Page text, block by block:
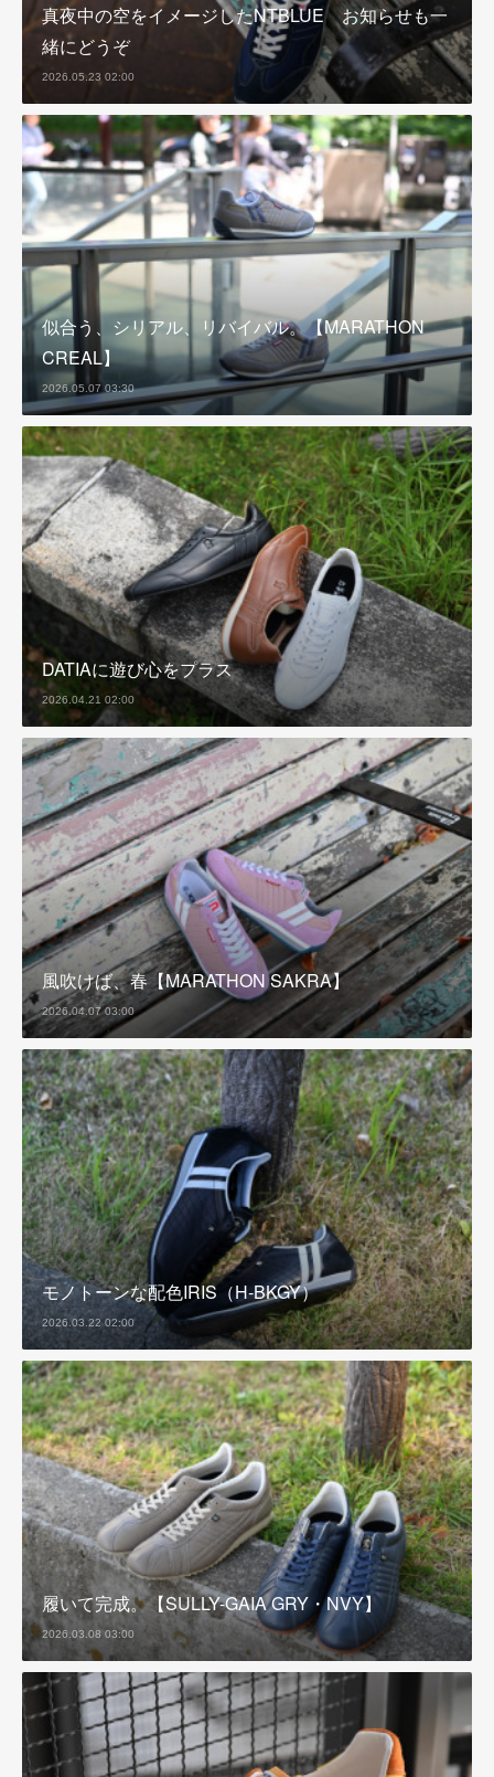
真夜中の空をイメージしたNTBLUE お知らせも一
緒にどうぞ
2026.05.23 02:00
似合う、シリアル、リバイバル。【MARATHON
CREAL】
2026.05.07 03:30
DATIAに遊び心をプラス
2026.04.21 02:00
風吹けば、春【MARATHON SAKRA】
2026.04.07 03:00
モノトーンな配色IRIS（H-BKGY）
2026.03.22 02:00
履いて完成。【SULLY-GAIA GRY・NVY】
2026.03.08 03:00